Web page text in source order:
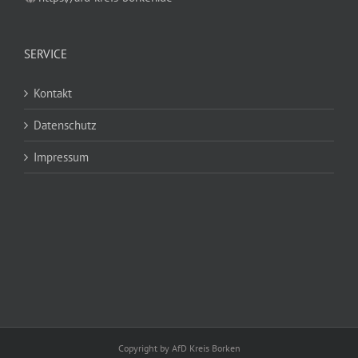
SERVICE
Kontakt
Datenschutz
Impressum
Copyright by AfD Kreis Borken